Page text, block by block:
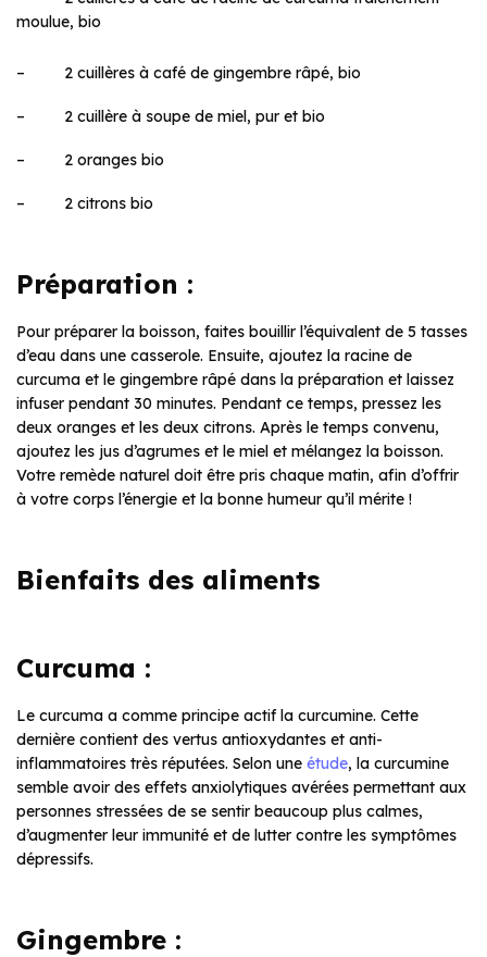
moulue, bio
– 2 cuillères à café de gingembre râpé, bio
– 2 cuillère à soupe de miel, pur et bio
– 2 oranges bio
– 2 citrons bio
Préparation :
Pour préparer la boisson, faites bouillir l’équivalent de 5 tasses
d’eau dans une casserole. Ensuite, ajoutez la racine de
curcuma et le gingembre râpé dans la préparation et laissez
infuser pendant 30 minutes. Pendant ce temps, pressez les
deux oranges et les deux citrons. Après le temps convenu,
ajoutez les jus d’agrumes et le miel et mélangez la boisson.
Votre remède naturel doit être pris chaque matin, afin d’offrir
à votre corps l’énergie et la bonne humeur qu’il mérite !
Bienfaits des aliments
Curcuma :
Le curcuma a comme principe actif la curcumine. Cette
dernière contient des vertus antioxydantes et anti-
inflammatoires très réputées. Selon une étude, la curcumine
semble avoir des effets anxiolytiques avérées permettant aux
personnes stressées de se sentir beaucoup plus calmes,
d’augmenter leur immunité et de lutter contre les symptômes
dépressifs.
Gingembre :